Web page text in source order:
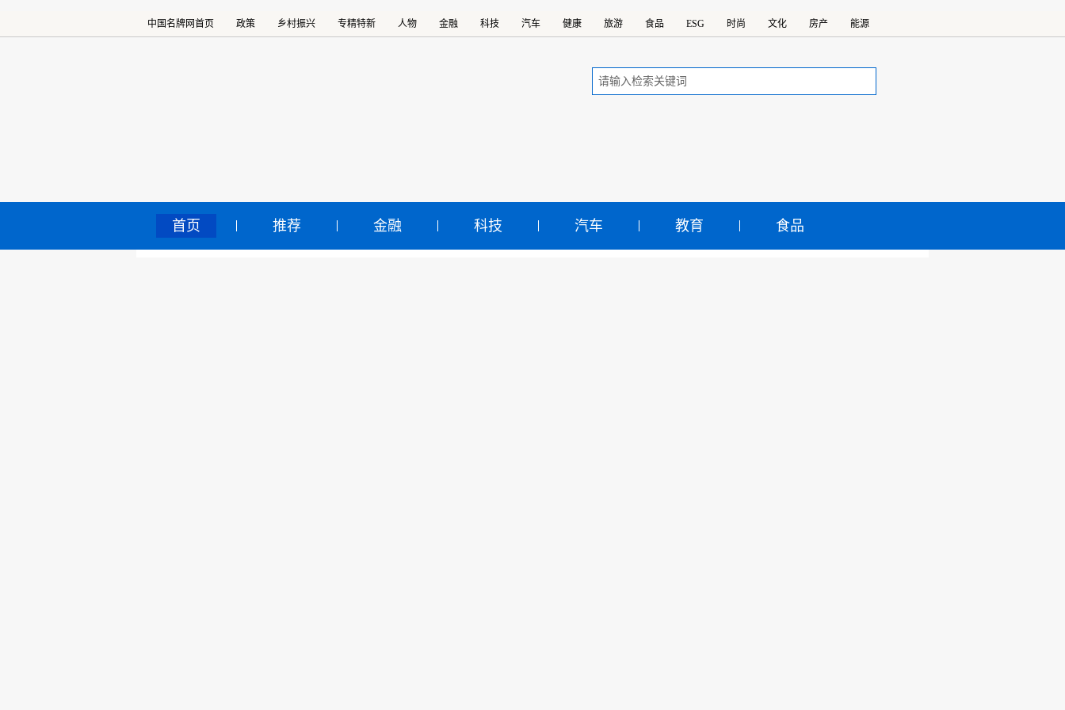
中国名牌网首页 政策 乡村振兴 专精特新 人物 金融 科技 汽车 健康 旅游 食品 ESG 时尚 文化 房产 能源
首页 推荐 金融 科技 汽车 教育 食品